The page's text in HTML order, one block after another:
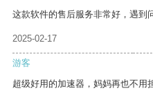
这款软件的售后服务非常好，遇到
2025-02-17
游客
超级好用的加速器，妈妈再也不用